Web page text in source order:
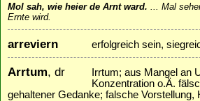
Mol sah, wie heier de Arnt ward.
Mal
Ernte wird.
arreviern erfolgreich sein,
Arrtum, dr
Irrtum; aus Mangel an
Konzentration o.Ä.
gehaltener Gedanke; falsche Vorstellung,